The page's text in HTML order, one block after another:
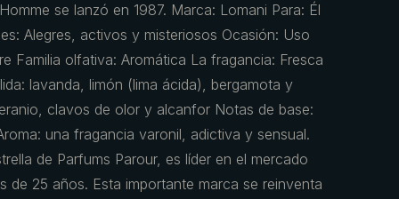
se lanzó en 1987. Marca: Lomani Para: Él
Alegres, activos y misteriosos Ocasión: Uso
Familia olfativa: Aromática La fragancia: Fresca
lavanda, limón (lima ácida), bergamota y
clavos de olor y alcanfor Notas de base:
una fragancia varonil, adictiva y sensual.
de Parfums Parour, es líder en el mercado
de 25 años. Esta importante marca se reinventa